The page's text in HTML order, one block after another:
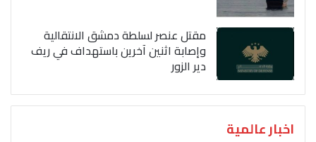
مقتل عنصر لسلطة دمشق الانتقالية
وإصابة اثنين آخرين باستهداف في ريف
دير الزور
اخبار عالمية